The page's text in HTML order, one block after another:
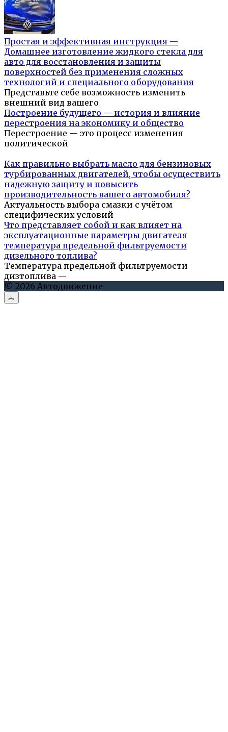
Простая и эффективная инструкция —
Домашнее изготовление жидкого стекла для
авто для восстановления и защиты
поверхностей без применения сложных
технологий и специального оборудования
Представьте себе возможность изменить
внешний вид вашего
Построение будущего — история и влияние
перестроения на экономику и общество
Перестроение — это процесс изменения
политической
Как правильно выбрать масло для бензиновых
турбированных двигателей, чтобы осуществить
надежную защиту и повысить
производительность вашего автомобиля?
Актуальность выбора смазки с учётом
специфических условий
Что представляет собой и как влияет на
эксплуатационные параметры двигателя
температура предельной фильтруемости
дизельного топлива?
Температура предельной фильтруемости
дизтоплива —
© 2026 Автодвижение